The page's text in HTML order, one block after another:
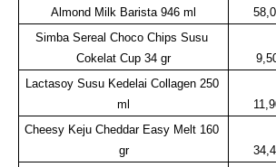
Almond Milk Barista 946 ml
Simba Sereal Choco Chips Susu
Cokelat Cup 34 gr
Lactasoy Susu Kedelai Collagen 250
ml
Cheesy Keju Cheddar Easy Melt 160
gr